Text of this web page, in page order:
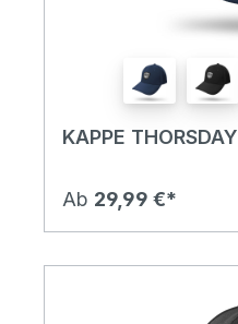
KAPPE THORSDAY
Ab 29,99 €*